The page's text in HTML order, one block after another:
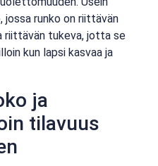
jossa runko on riittävän
tukeva, jotta se
kun lapsi kasvaa ja
ja
tilavuus